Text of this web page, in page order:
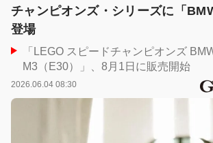
チャンピオンズ・シリーズに「
登場
「LEGO スピードチャンピオンズ
M3（E30）」、8月1日に販売開始
2026.06.04 08:30